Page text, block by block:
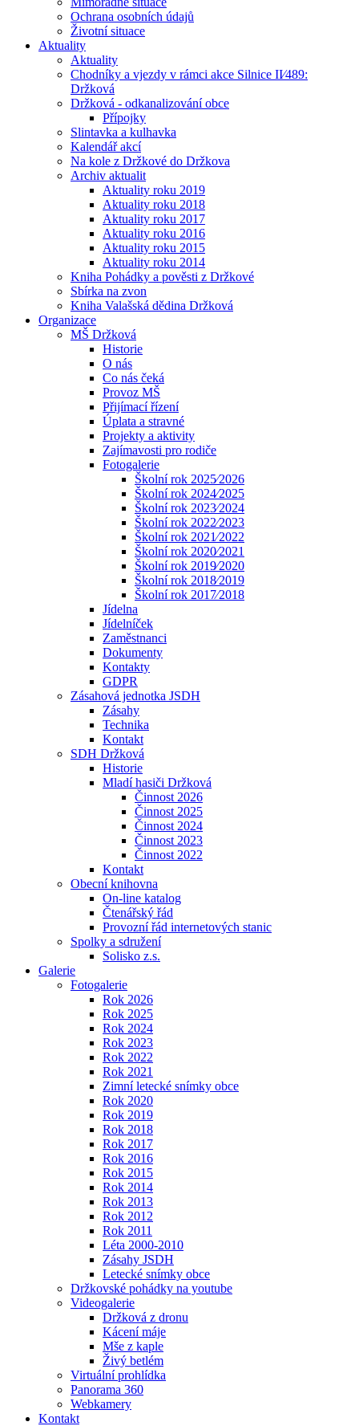
Ochrana osobních údajů
Životní situace
Aktuality
Aktuality
Chodníky a vjezdy v rámci akce Silnice II⁄489:
Držková
Držková - odkanalizování obce
Přípojky
Slintavka a kulhavka
Kalendář akcí
Na kole z Držkové do Držkova
Archiv aktualit
Aktuality roku 2019
Aktuality roku 2018
Aktuality roku 2017
Aktuality roku 2016
Aktuality roku 2015
Aktuality roku 2014
Kniha Pohádky a pověsti z Držkové
Sbírka na zvon
Kniha Valašská dědina Držková
Organizace
MŠ Držková
Historie
O nás
Co nás čeká
Provoz MŠ
Přijímací řízení
Úplata a stravné
Projekty a aktivity
Zajímavosti pro rodiče
Fotogalerie
Školní rok 2025⁄2026
Školní rok 2024⁄2025
Školní rok 2023⁄2024
Školní rok 2022⁄2023
Školní rok 2021⁄2022
Školní rok 2020⁄2021
Školní rok 2019⁄2020
Školní rok 2018⁄2019
Školní rok 2017⁄2018
Jídelna
Jídelníček
Zaměstnanci
Dokumenty
Kontakty
GDPR
Zásahová jednotka JSDH
Zásahy
Technika
Kontakt
SDH Držková
Historie
Mladí hasiči Držková
Činnost 2026
Činnost 2025
Činnost 2024
Činnost 2023
Činnost 2022
Kontakt
Obecní knihovna
On-line katalog
Čtenářský řád
Provozní řád internetových stanic
Spolky a sdružení
Solisko z.s.
Galerie
Fotogalerie
Rok 2026
Rok 2025
Rok 2024
Rok 2023
Rok 2022
Rok 2021
Zimní letecké snímky obce
Rok 2020
Rok 2019
Rok 2018
Rok 2017
Rok 2016
Rok 2015
Rok 2014
Rok 2013
Rok 2012
Rok 2011
Léta 2000-2010
Zásahy JSDH
Letecké snímky obce
Držkovské pohádky na youtube
Videogalerie
Držková z dronu
Kácení máje
Mše z kaple
Živý betlém
Virtuální prohlídka
Panorama 360
Webkamery
Kontakt